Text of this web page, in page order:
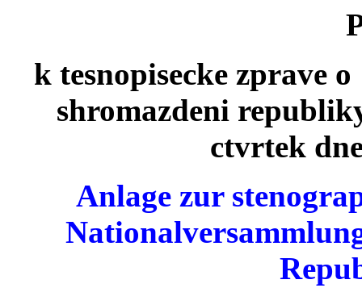
k tesnopisecke zprave
shromazdeni
ctvrtek
Anlage zur